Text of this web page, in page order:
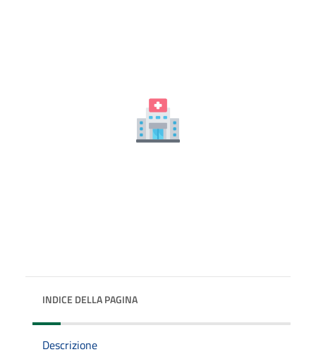
INDICE DELLA PAGINA
Descrizione